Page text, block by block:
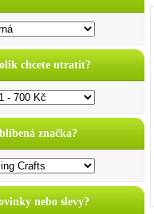
chcete utratit?
značka?
nebo slevy?